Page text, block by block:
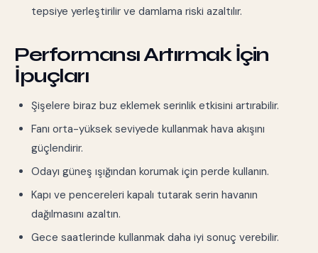
tepsiye yerleştirilir ve damlama riski azaltılır.
Performansı Artırmak İçin
İpuçları
Şişelere biraz buz eklemek serinlik etkisini artırabilir.
Fanı orta-yüksek seviyede kullanmak hava akışını
güçlendirir.
Odayı güneş ışığından korumak için perde kullanın.
Kapı ve pencereleri kapalı tutarak serin havanın
dağılmasını azaltın.
Gece saatlerinde kullanmak daha iyi sonuç verebilir.